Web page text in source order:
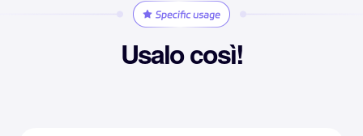
Usalo così!